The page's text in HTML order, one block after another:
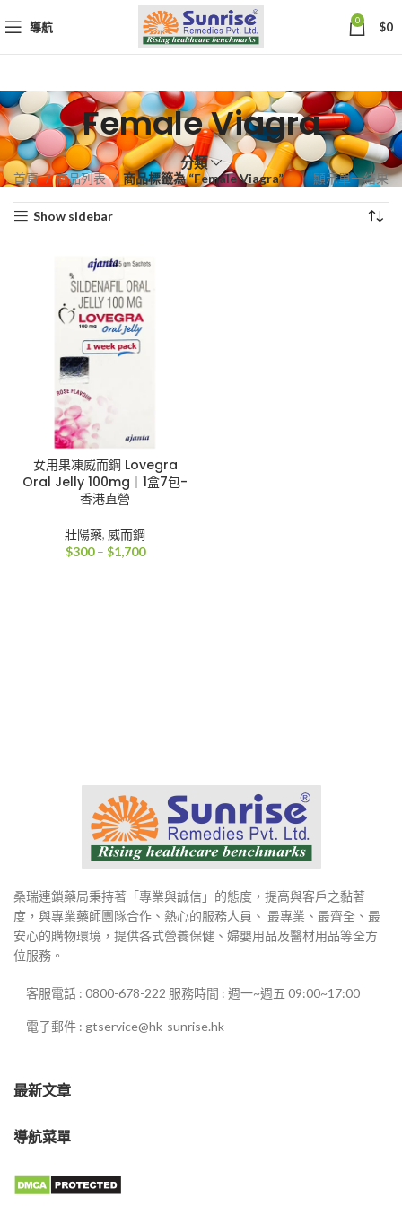
導航 0 $0
Female Viagra
分類
首頁 商品列表 商品標籤為 “Female Viagra” 顯示單一結果
Show sidebar
女用果凍威而鋼 Lovegra
Oral Jelly 100mg｜1盒7包-
香港直營
壯陽藥, 威而鋼
$300 – $1,700價
桑瑞連鎖藥局秉持著「專業與誠信」的態度，提高與客戶之黏著
度，與專業藥師團隊合作、熱心的服務人員、 最專業、最齊全、最
安心的購物環境，提供各式營養保健、婦嬰用品及醫材用品等全方
位服務。
客服電話 : 0800-678-222 服務時間 : 週一~週五 09:00~17:00
電子郵件 : gtservice@hk-sunrise.hk
最新文章
導航菜單